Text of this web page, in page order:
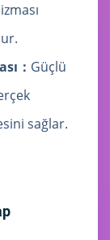
： Güçlü
sağlar.